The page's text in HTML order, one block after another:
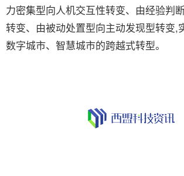
力密集型向人机交互性转变、由经验判
转变、由被动处置型向主动发现型转变,
数字城市、智慧城市的跨越式转型。